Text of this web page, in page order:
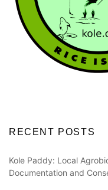
RECENT POSTS
Kole Paddy: Local
Documentation and